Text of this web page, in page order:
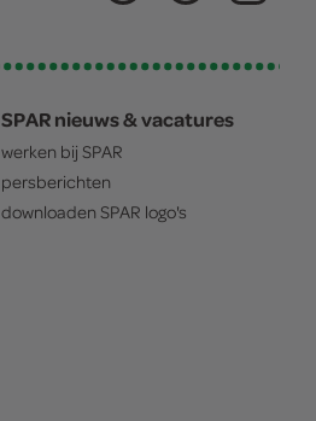
SPAR nieuws & vacatures
werken bij SPAR
persberichten
downloaden SPAR logo's